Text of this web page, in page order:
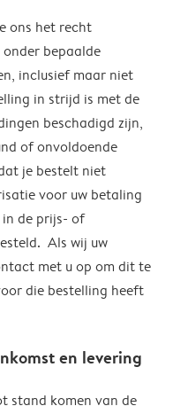
ons het recht
bepaalde
inclusief maar niet
in strijd is met de
beschadigd zijn,
of onvoldoende
je bestelt niet
voor uw betaling
de prijs- of
Als wij uw
met u op om dit te
die bestelling heeft
en levering
stand komen van de